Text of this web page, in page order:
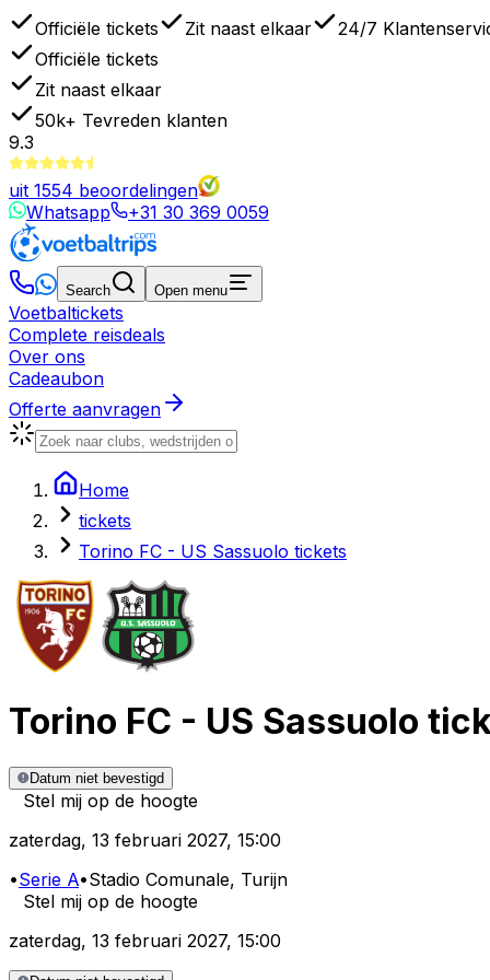
Officiële tickets Zit naast elkaar
24/7
Officiële tickets
Zit naast elkaar
50k+ Tevreden klanten
9.3
uit 1554 beoordelingen
Whatsapp
+31 30 369 0059
Search Open menu
Voetbaltickets
Complete reisdeals
Over ons
Cadeaubon
Offerte aanvragen
Home
tickets
Torino FC - US Sassuolo tickets
Torino FC - US Sassuolo
Datum niet bevestigd
Stel mij op de hoogte
zaterdag, 13 februari 2027, 15:00
•Serie A•Stadio Comunale, Turijn
Stel mij op de hoogte
zaterdag, 13 februari 2027, 15:00